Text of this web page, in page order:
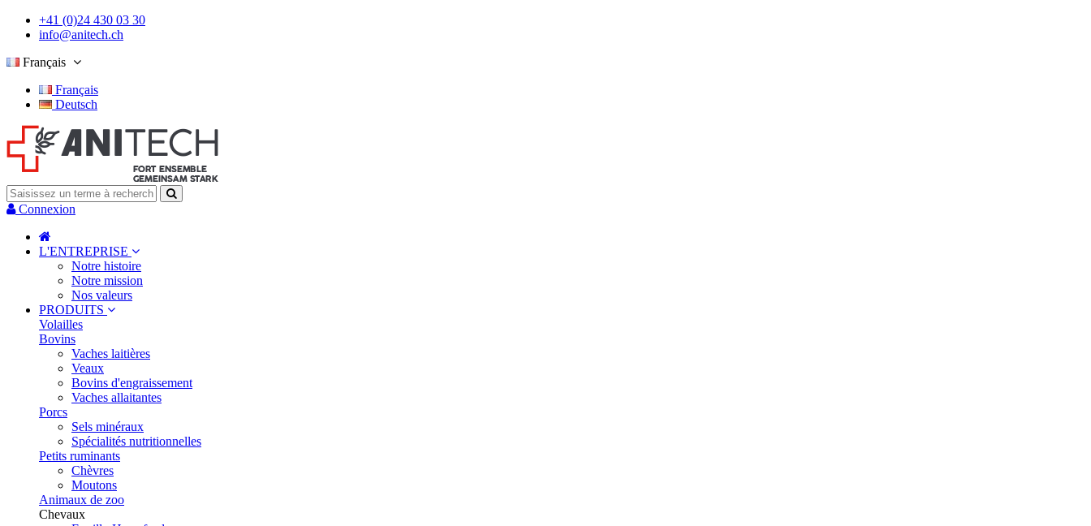
+41 (0)24 430 03 30
info@anitech.ch
Français
Français
Deutsch
Connexion
L'ENTREPRISE
Notre histoire
Notre mission
Nos valeurs
PRODUITS
Volailles
Bovins
Vaches laitières
Veaux
Bovins d'engraissement
Vaches allaitantes
Porcs
Sels minéraux
Spécialités nutritionnelles
Petits ruminants
Chèvres
Moutons
Animaux de zoo
Chevaux